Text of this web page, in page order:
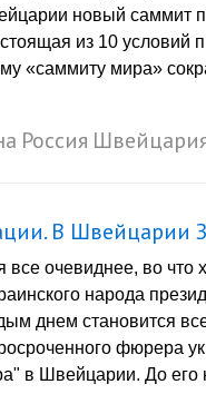
новый саммит
из 10
«саммиту мира»
Россия
В Швейцарии
очевиднее, во что
народа
днем становится все
фюрера
в Швейцарии. До его